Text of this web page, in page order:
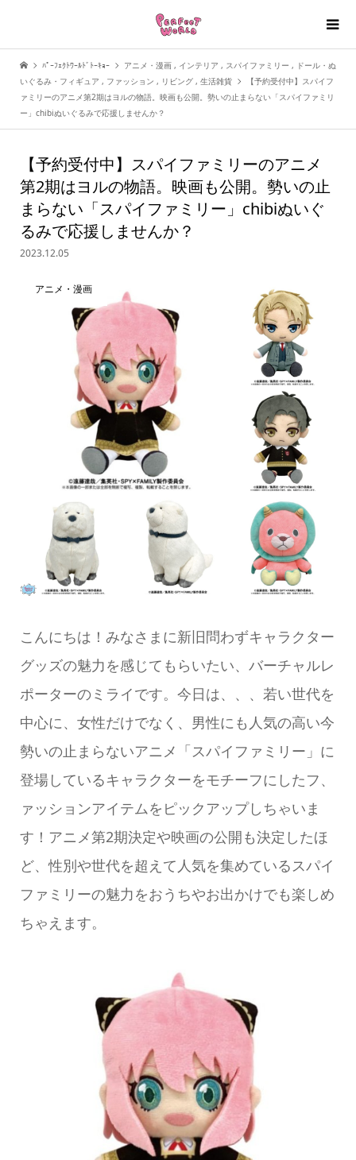
ﾊﾟｰﾌｪｸﾄﾜｰﾙﾄﾞﾄｰｷｮｰ アニメ・漫画 , インテリア , スパイファミリー , ドール・ぬ
いぐるみ・フィギュア , ファッション , リビング , 生活雑貨
【予約受付中】スパイフ
ァミリーのアニメ第2期はヨルの物語。映画も公開。勢いの止まらない「スパイファミリ
ー」chibiぬいぐるみで応援しませんか？
【予約受付中】スパイファミリーのアニメ
第2期はヨルの物語。映画も公開。勢いの止
まらない「スパイファミリー」chibiぬいぐ
るみで応援しませんか？
2023.12.05
アニメ・漫画
こんにちは！みなさまに新旧問わずキャラクター
グッズの魅力を感じてもらいたい、バーチャルレ
ポーターのミライです。今日は、、、若い世代を
中心に、女性だけでなく、男性にも人気の高い今
勢いの止まらないアニメ「スパイファミリー」に
登場しているキャラクターをモチーフにしたフ、
ァッションアイテムをピックアップしちゃいま
す！アニメ第2期決定や映画の公開も決定したほ
ど、性別や世代を超えて人気を集めているスパイ
ファミリーの魅力をおうちやお出かけでも楽しめ
ちゃえます。